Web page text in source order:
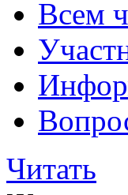
Всем
Читать